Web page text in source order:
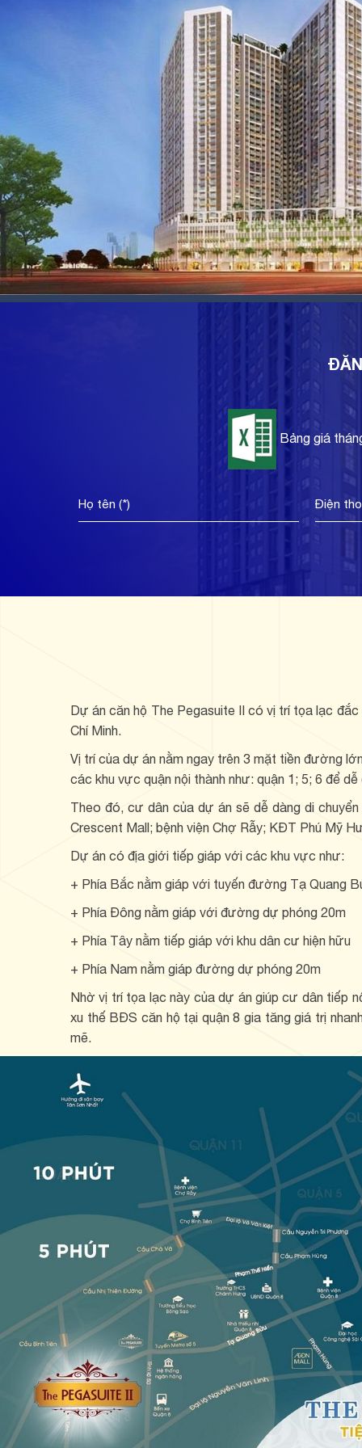
Bảng giá
Dự án căn hộ The Pegasuite II có vị trí tọa lạc
Chí Minh.
Vị trí của dự án nằm ngay trên 3 mặt tiền đường
các khu vực quận nội thành như: quận 1; 5; 6 để
Theo đó, cư dân của dự án sẽ dễ dàng di
Crescent Mall; bệnh viện Chợ Rẫy; KĐT Phú Mỹ
Dự án có địa giới tiếp giáp với các khu vực như:
+ Phía Bắc nằm giáp với tuyến đường Tạ Quang
+ Phía Đông nằm giáp với đường dự phóng 20m
+ Phía Tây nằm tiếp giáp với khu dân cư hiện hữu
+ Phía Nam nằm giáp đường dự phóng 20m
Nhờ vị trí tọa lạc này của dự án giúp cư dân tiếp
xu thế BĐS căn hộ tại quận 8 gia tăng giá trị
mẽ.